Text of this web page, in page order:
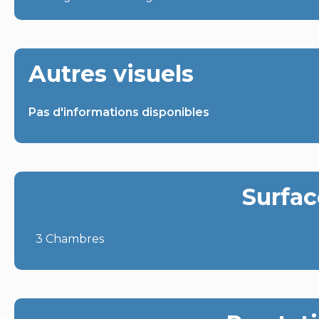
Autres visuels
Pas d'informations disponibles
3 Chambres